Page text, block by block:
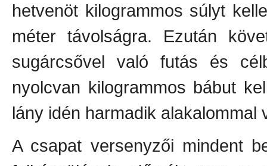
hetvenöt kilogrammos súlyt
méter távolságra. Ezután
sugárcsővel való futás és
nyolcvan kilogrammos bábut
lány idén harmadik
A csapat versenyzői mindent